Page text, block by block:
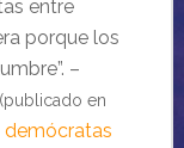
entre
porque los
–
(publicado en
demócratas